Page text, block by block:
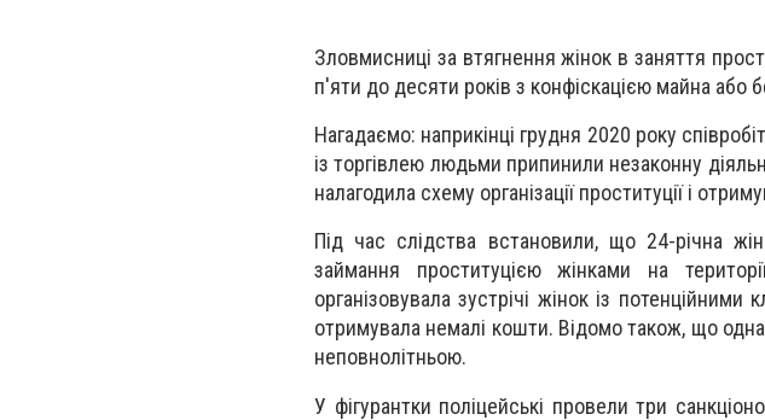
Зловмисниці за втягнення жінок в заняття
п'яти до десяти років з конфіскацією майна або
Нагадаємо: наприкінці грудня 2020 року
із торгівлею людьми припинили незаконну
налагодила схему організації проституції і
Під час слідства встановили, що 24-річна
займання проституцією жінками на
організовувала зустрічі жінок із
отримувала немалі кошти. Відомо також, що одна
неповнолітньою.
У фігурантки поліцейські провели три